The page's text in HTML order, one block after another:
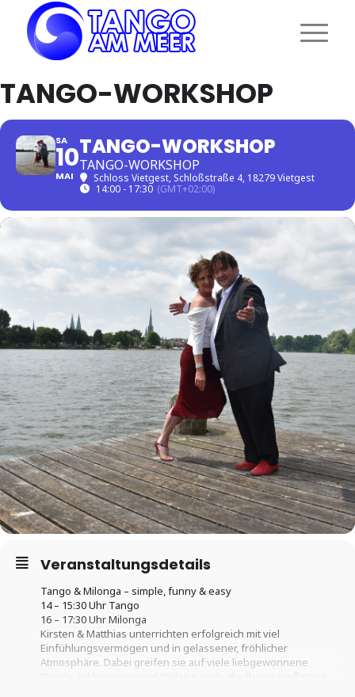
TANGO-WORKSHOP
SA
10
MAI
TANGO-WORKSHOP
TANGO-WORKSHOP
Schloss Vietgest, Schloßstraße 4, 18279 Vietgest
14:00 - 17:30 (GMT+02:00)
Veranstaltungsdetails
Tango & Milonga – simple, funny & easy
14 – 15:30 Uhr Tango
16 – 17:30 Uhr Milonga
Kirsten & Matthias unterrichten erfolgreich mit viel
Einfühlungsvermögen und in gelassener, fröhlicher
Atmosphäre. Dabei greifen sie auf viele liebgewonnene